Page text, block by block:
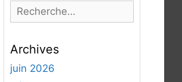
e
h
e
Archives
juin 2026